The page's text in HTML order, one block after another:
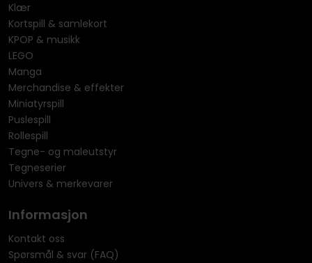
Klær
Kortspill & samlekort
KPOP & musikk
LEGO
Manga
Merchandise & effekter
Miniatyrspill
Puslespill
Rollespill
Tegne- og maleutstyr
Tegneserier
Univers & merkevarer
Informasjon
Kontakt oss
Spørsmål & svar (FAQ)